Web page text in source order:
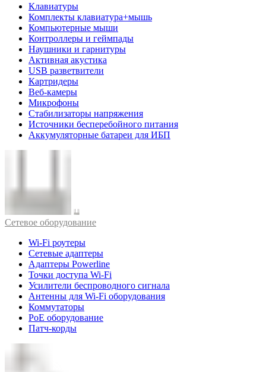
Клавиатуры
Комплекты клавиатура+мышь
Компьютерные мыши
Контроллеры и геймпады
Наушники и гарнитуры
Активная акустика
USB разветвители
Картридеры
Веб-камеры
Микрофоны
Стабилизаторы напряжения
Источники бесперебойного питания
Аккумуляторные батареи для ИБП
Cетевое оборудование
Wi-Fi роутеры
Сетевые адаптеры
Адаптеры Powerline
Точки доступа Wi-Fi
Усилители беспроводного сигнала
Антенны для Wi-Fi оборудования
Коммутаторы
PoE оборудование
Патч-корды